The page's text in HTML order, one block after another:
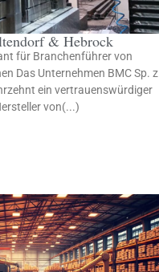
& Hebrock
für Branchenführer von
Das Unternehmen BMC Sp. z
ein vertrauenswürdiger
von(...)